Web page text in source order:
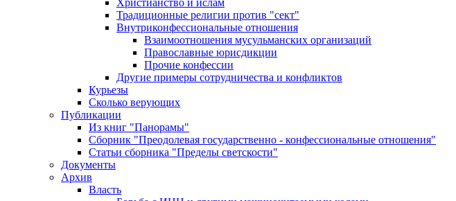
Христианство и ислам
Традиционные религии против "сект"
Внутриконфессиональные отношения
Взаимоотношения мусульманских организаций
Православные юрисдикции
Прочие конфессии
Другие примеры сотрудничества и конфликтов
Курьезы
Сколько верующих
Публикации
Из книг "Панорамы"
Сборник "Преодолевая государственно - конфессиональные отношения"
Статьи сборника "Пределы светскости"
Документы
Архив
Власть